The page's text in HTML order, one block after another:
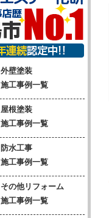
外壁塗装
施工事例一覧
屋根塗装
施工事例一覧
防水工事
施工事例一覧
その他リフォーム
施工事例一覧